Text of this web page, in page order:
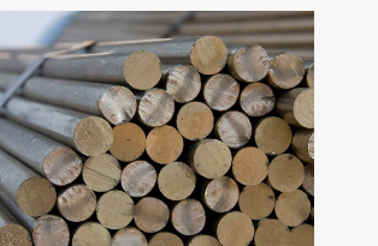
що
потрібно
знати
про
фіксацію
брів